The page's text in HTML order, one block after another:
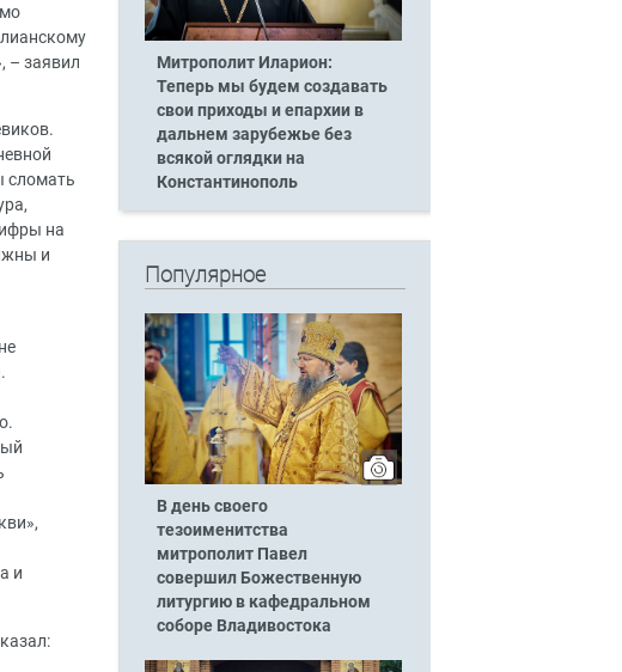
– заявил
сломать
на
и
и
Митрополит Иларион:
Теперь мы будем создавать
свои приходы и епархии в
дальнем зарубежье без
всякой оглядки на
Константинополь
Популярное
В день своего
тезоименитства
митрополит Павел
совершил Божественную
литургию в кафедральном
соборе Владивостока